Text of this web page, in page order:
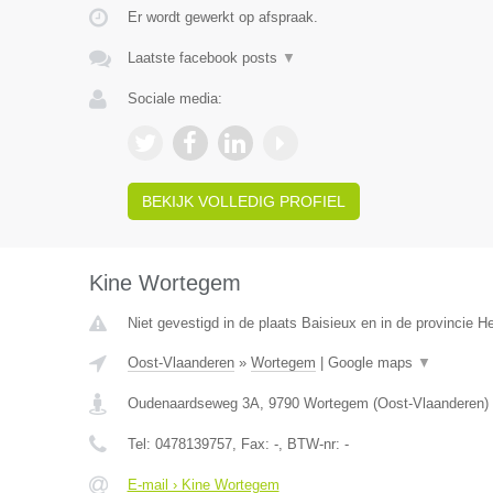
Er wordt gewerkt op afspraak.
Laatste facebook posts ▼
Sociale media:
BEKIJK VOLLEDIG PROFIEL
Kine Wortegem
Niet gevestigd in de plaats Baisieux en in de provincie
Oost-Vlaanderen» Wortegem Google maps ▼
Oudenaardseweg 3A, 9790 Wortegem (Oost-Vlaanderen)
Tel: 0478139757, Fax: -, BTW-nr: -
E-mail › Kine Wortegem